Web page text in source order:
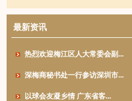
最新资讯
热烈欢迎梅江区人大常委会副...
深梅商秘书处一行参访深圳市...
以球会友凝乡情 广东省客...